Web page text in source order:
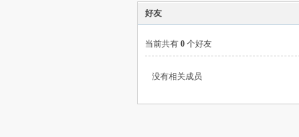
好友
当前共有 0 个好友
没有相关成员